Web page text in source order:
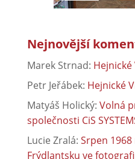
Nejnovější
Marek Strnad:
Petr Jeřábek: Hejnické
Matyáš Holický: Volná
společnosti CiS
Lucie Zralá: Srpen
Frýdlantsku ve